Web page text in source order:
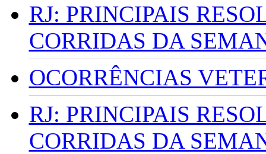
RJ: PRINCIPAIS
CORRIDAS DA
OCORRÊNCIAS
RJ: PRINCIPAIS
CORRIDAS DA